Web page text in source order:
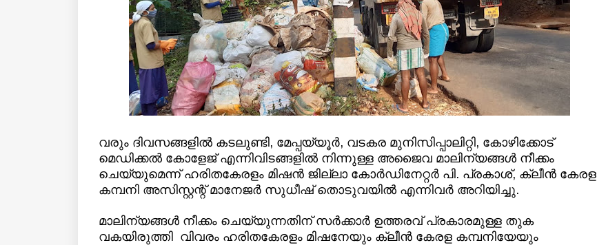
വരും ദിവസങ്ങളില്‍ കടലുണ്ടി, മേപ്പയ്യൂര്‍, വടകര മുനിസിപ്പാലിറ്റി, കോഴിക്കോട്
മെഡിക്കല്‍ കോളേജ് എന്നിവിടങ്ങളില്‍ നിന്നുള്ള അജൈവ മാലിന്യങ്ങള്‍ നീക്കം
ചെയ്യുമെന്ന് ഹരിതകേരളം മിഷന്‍ ജില്ലാ കോര്‍ഡിനേറ്റര്‍ പി. പ്രകാശ്, ക്ലീന്‍ കേരള
കമ്പനി അസിസ്റ്റന്റ് മാനേജര്‍ സുധീഷ് തൊടുവയില്‍ എന്നിവര്‍ അറിയിച്ചു.
മാലിന്യങ്ങള്‍ നീക്കം ചെയ്യുന്നതിന് സര്‍ക്കാര്‍ ഉത്തരവ് പ്രകാരമുള്ള തുക
വകയിരുത്തി വിവരം ഹരിതകേരളം മിഷനേയും ക്ലീന്‍ കേരള കമ്പനിയേയും